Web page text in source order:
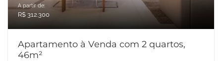
A partir de:
R$ 312.300
Apartamento à Venda com 2 quartos,
46m²